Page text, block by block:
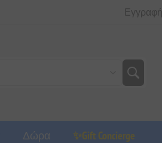
Εγγραφή
Δώρα ✨Gift Concierge